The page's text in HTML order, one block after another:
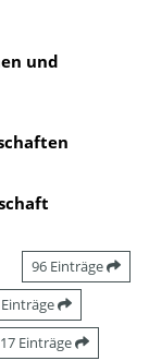
und
96 Einträge
Einträge